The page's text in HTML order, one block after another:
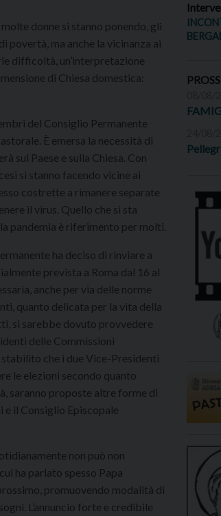
donne si stanno ponendo, gli
povertà, ma anche la vicinanza ai
difficoltà, un’interpretazione
di Chiesa domestica:
del Consiglio Permanente
È emersa la necessità di
sul Paese e sulla Chiesa. Con
si stanno facendo vicine ai
costrette a rimanere separate
il virus. Quello che si sta
pandemia è riferimento per molti.
ha deciso di rinviare a
prevista a Roma dal 16 al
anche per via delle norme
quanto delicata per la vita della
si sarebbe dovuto provvedere
delle Commissioni
che i due Vice-Presidenti
le elezioni secondo quanto
saranno proposte altre forme di
e il Consiglio Episcopale
non può non
ha parlato spesso Papa
promuovendo modalità di
L’annuncio forte e credibile